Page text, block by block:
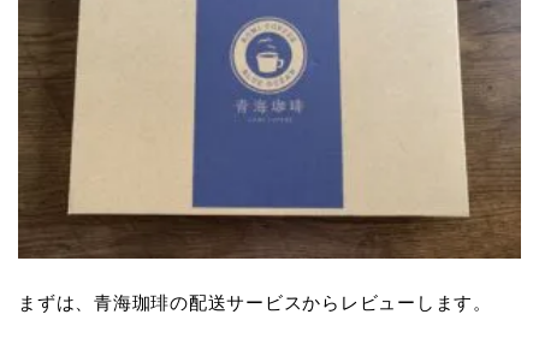
まずは、青海珈琲の配送サービスからレビューします。